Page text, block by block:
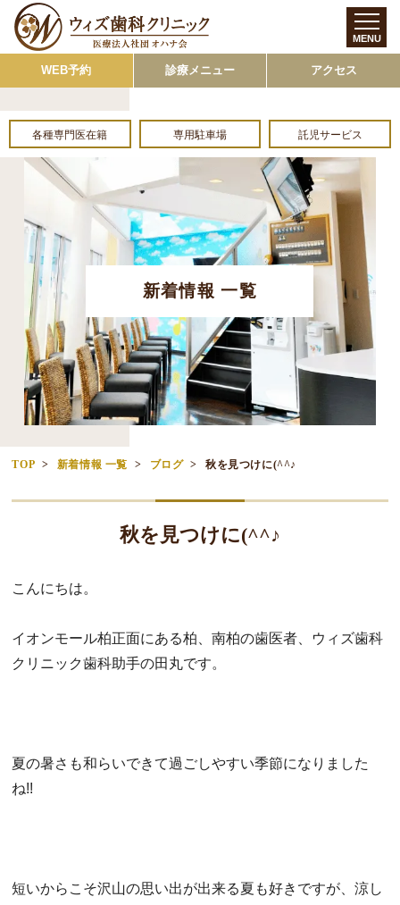
WEB予約 診療メニュー アクセス
各種専門医在籍 専用駐車場 託児サービス
新着情報 一覧
MENU
TOP 新着情報 一覧 ブログ 秋を見つけに(^^♪
秋を見つけに(^^♪
こんにちは。
イオンモール柏正面にある柏、南柏の歯医者、ウィズ歯科
クリニッ ク歯科助手の田丸です。
夏の暑さも和らいできて過ごしやすい季節になりました
ね!!
短いからこそ沢山の思い出が出来る夏も好きですが、涼し